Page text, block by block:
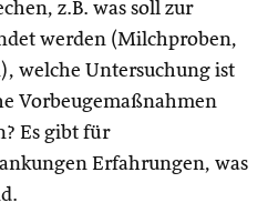
z.B. was soll zur
werden (Milchproben,
welche Untersuchung ist
Vorbeugemaßnahmen
Es gibt für
Erfahrungen, was